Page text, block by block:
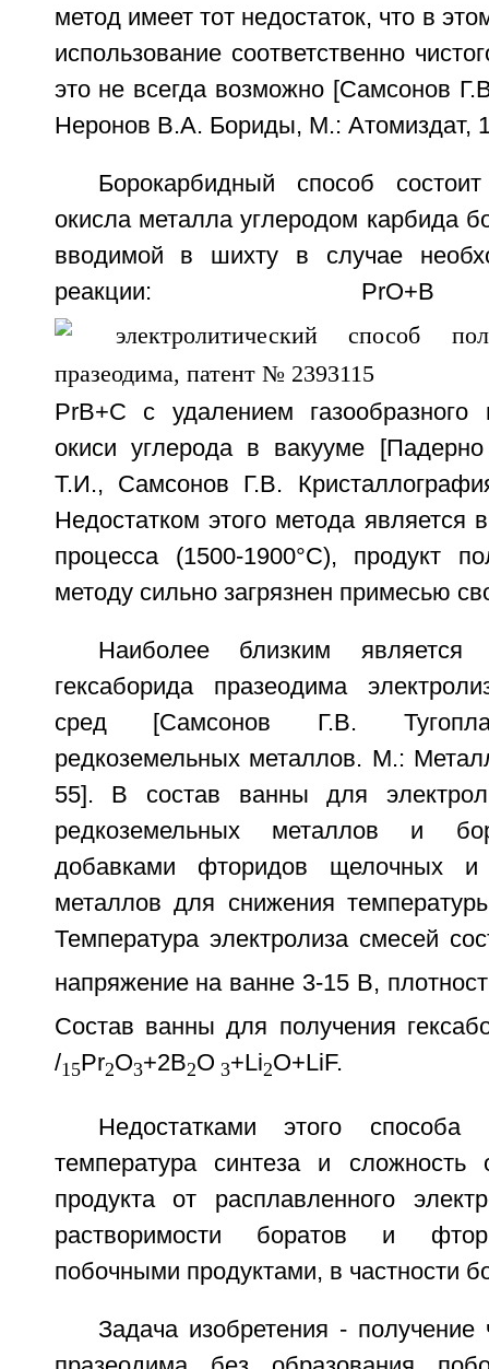
метод имеет тот недостаток, что в
использование соответственно
это не всегда возможно [Самсонов
Неронов В.А. Бориды, М.: Атомиздат,
Борокарбидный способ
окисла металла углеродом карбида
вводимой в шихту в случае
реакции: PrO+В
PrB+С с удалением газообразного
окиси углерода в вакууме
Т.И., Самсонов Г.В.
Недостатком этого метода является
процесса (1500-1900°С), продукт
методу сильно загрязнен примесью
Наиболее близким является
гексаборида празеодима
сред [Самсонов Г.В.
редкоземельных металлов. М.:
55]. В состав ванны для
редкоземельных металлов и
добавками фторидов щелочных и
металлов для снижения
Температура электролиза смесей
напряжение на ванне 3-15 В,
Состав ванны для получения
/15Pr2O3+2B2O 3+Li2O+LiF.
Недостатками этого способа
температура синтеза и сложность
продукта от расплавленного
растворимости боратов и
побочными продуктами, в частности
Задача изобретения - получение